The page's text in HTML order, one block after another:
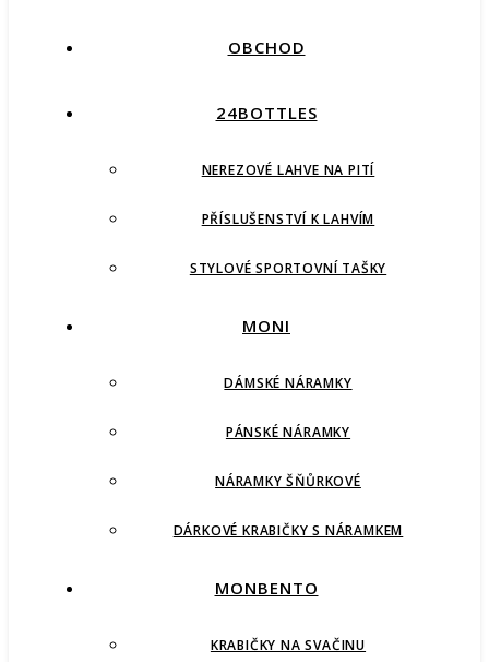
OBCHOD
24BOTTLES
NEREZOVÉ LAHVE NA PITÍ
PŘÍSLUŠENSTVÍ K LAHVÍM
STYLOVÉ SPORTOVNÍ TAŠKY
MONI
DÁMSKÉ NÁRAMKY
PÁNSKÉ NÁRAMKY
NÁRAMKY ŠŇŮRKOVÉ
DÁRKOVÉ KRABIČKY S NÁRAMKEM
MONBENTO
KRABIČKY NA SVAČINU